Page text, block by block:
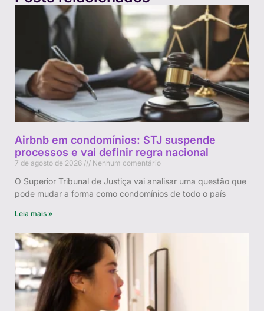
Airbnb em condomínios: STJ suspende
processos e vai definir regra nacional
7 de agosto de 2026 Nenhum comentário
O Superior Tribunal de Justiça vai analisar uma questão que
pode mudar a forma como condomínios de todo o país
Leia mais »